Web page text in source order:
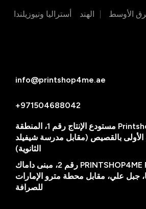
الأوسط الهند أستراليا ونيوزيلندا
info@printshop4me.ae
971504688042+
Printshop4me FZ مستودع الإنتاج رقم 1، المنطقة
الأولى بالقصيص (مقابل مدرسة شيفيلد
الثانوية)
متجر PRINTSHOP4ME FZE رقم 2، مبنى داماك
جبل علي، مقابل محطة مترو الإمارات
للصرافة